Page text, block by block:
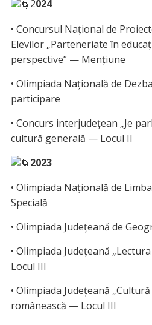
2024
• Concursul Național de
Elevilor „Parteneriate în
perspective” — Mențiune
• Olimpiada Națională de
participare
• Concurs interjudețean „Je
cultură generală — Locul II
2023
• Olimpiada Națională de
Specială
• Olimpiada Județeană de
• Olimpiada Județeană
Locul III
• Olimpiada Județeană
românească — Locul III